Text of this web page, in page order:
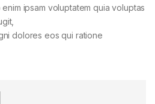
ipsam voluptatem quia voluptas
dolores eos qui ratione